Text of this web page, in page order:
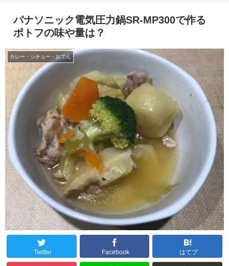
パナソニック電気圧力鍋SR-MP300で作る
ポトフの味や量は？
カレー・シチュー・おでん
Twitter Facebook はてブ